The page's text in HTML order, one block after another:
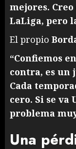
mejores.
LaLiga, pero
El propio
“Confiemos
contra, es un
Cada
cero. Si se va
problema
Una